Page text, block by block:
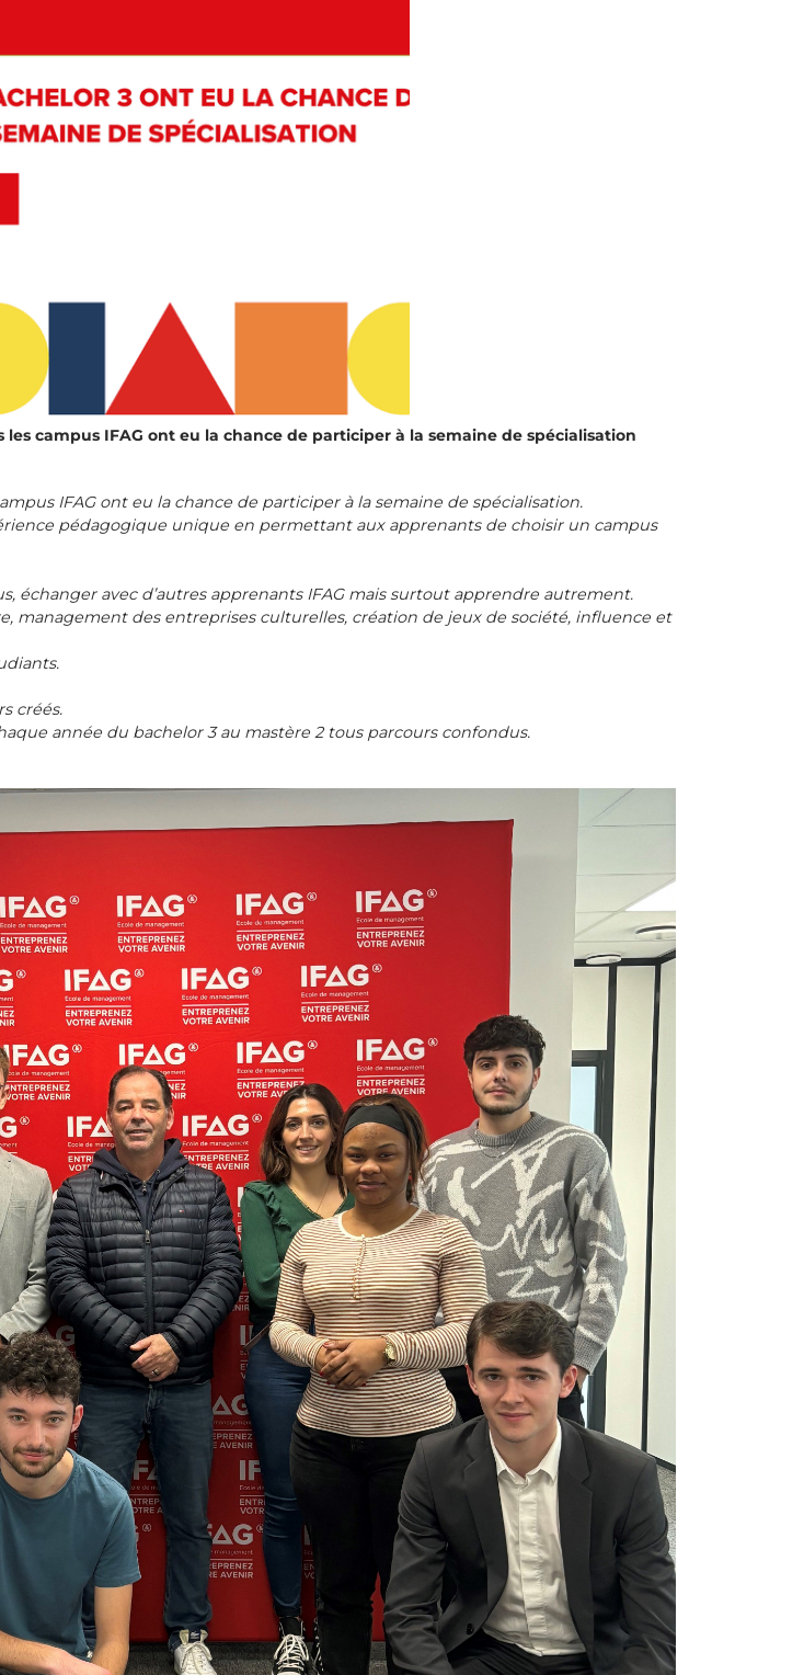
les campus IFAG ont eu la chance de participer à la semaine de spécialisation
IFAG ont eu la chance de participer à la semaine de spécialisation.
pédagogique unique en permettant aux apprenants de choisir un campus
échanger avec d’autres apprenants IFAG mais surtout apprendre autrement.
management des entreprises culturelles, création de jeux de société, influence et
créés.
année du bachelor 3 au mastère 2 tous parcours confondus.